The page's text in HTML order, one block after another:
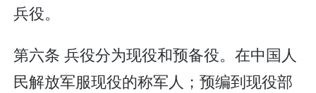
兵役。
第六条 兵役分为现役和预备役。在中国人
民解放军服现役的称军人；预编到现役部